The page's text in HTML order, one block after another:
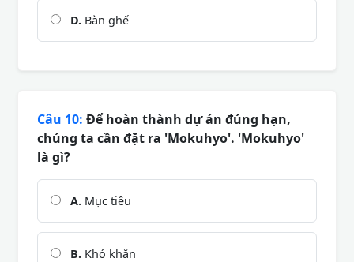
D. Bàn ghế
Câu 10: Để hoàn thành dự án đúng hạn,
chúng ta cần đặt ra 'Mokuhyo'. 'Mokuhyo'
là gì?
A. Mục tiêu
B. Khó khăn